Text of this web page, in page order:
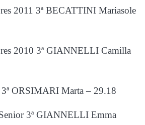
2011 3ª BECATTINI Mariasole
2010 3ª GIANNELLI Camilla
3ª ORSIMARI Marta – 29.18
3ª GIANNELLI Emma